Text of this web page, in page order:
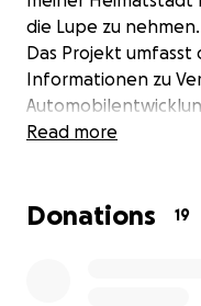
die Lupe zu nehmen.
Das Projekt
Informationen zu
unbekannte
jedoch kurze
Read more
Donations 19